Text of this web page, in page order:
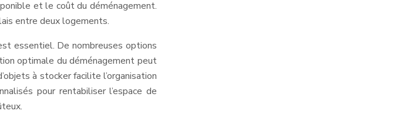
et le coût du déménagement.
entre deux logements.
essentiel. De nombreuses options
optimale du déménagement peut
à stocker facilite l’organisation
pour rentabiliser l’espace de